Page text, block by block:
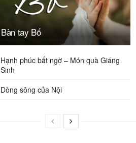
Bàn tay Bố
Hạnh phúc bất ngờ – Món quà Giáng
Sinh
Dòng sông của Nội